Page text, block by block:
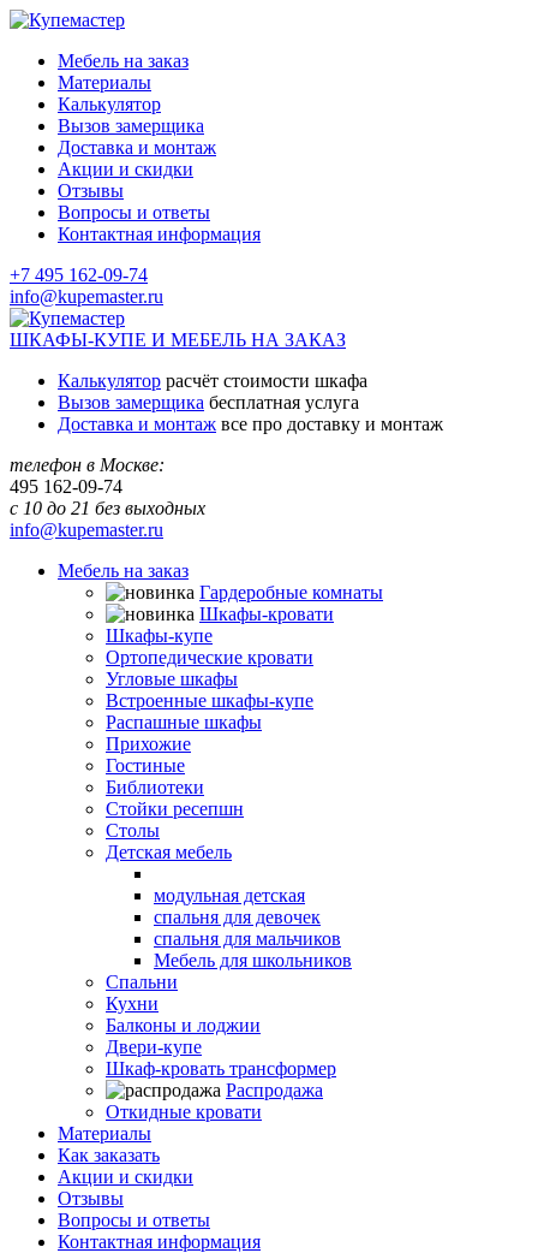
Мебель на заказ
Материалы
Калькулятор
Вызов замерщика
Доставка и монтаж
Акции и скидки
Отзывы
Вопросы и ответы
Контактная информация
+7 495 162-09-74
info@kupemaster.ru
ШКАФЫ-КУПЕ И МЕБЕЛЬ НА ЗАКАЗ
Калькулятор расчёт стоимости шкафа
Вызов замерщика бесплатная услуга
Доставка и монтаж все про доставку и монтаж
телефон в Москве:
495 162-09-74
с 10 до 21 без выходных
info@kupemaster.ru
Мебель на заказ
Гардеробные комнаты
Шкафы-кровати
Шкафы-купе
Ортопедические кровати
Угловые шкафы
Встроенные шкафы-купе
Распашные шкафы
Прихожие
Гостиные
Библиотеки
Стойки ресепшн
Столы
Детская мебель
модульная детская
спальня для девочек
спальня для мальчиков
Мебель для школьников
Спальни
Кухни
Балконы и лоджии
Двери-купе
Шкаф-кровать трансформер
Распродажа
Откидные кровати
Материалы
Как заказать
Акции и скидки
Отзывы
Вопросы и ответы
Контактная информация